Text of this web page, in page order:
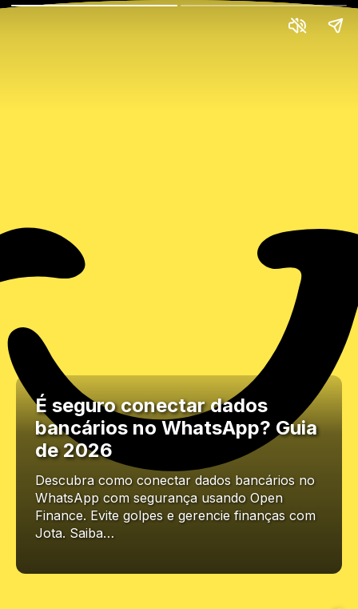
É seguro conectar dados
bancários no WhatsApp? Guia
de 2026
Descubra como conectar dados bancários no
WhatsApp com segurança usando Open
Finance. Evite golpes e gerencie finanças com
Jota. Saiba…